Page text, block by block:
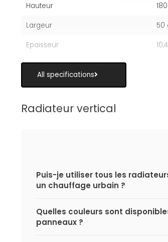
Hauteur
Largeur 50
Epaisseur
All specifications
Radiateur vertical
Puis-je utiliser tous les
un chauffage urbain ?
Quelles couleurs sont
panneaux ?